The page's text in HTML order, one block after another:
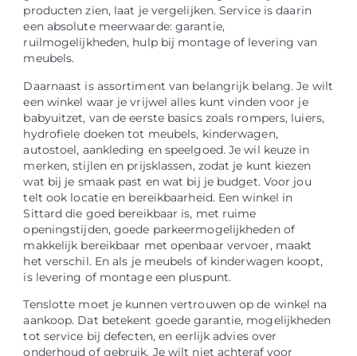
producten zien, laat je vergelijken. Service is daarin
een absolute meerwaarde: garantie,
ruilmogelijkheden, hulp bij montage of levering van
meubels.
Daarnaast is assortiment van belangrijk belang. Je wilt
een winkel waar je vrijwel alles kunt vinden voor je
babyuitzet, van de eerste basics zoals rompers, luiers,
hydrofiele doeken tot meubels, kinderwagen,
autostoel, aankleding en speelgoed. Je wil keuze in
merken, stijlen en prijsklassen, zodat je kunt kiezen
wat bij je smaak past en wat bij je budget. Voor jou
telt ook locatie en bereikbaarheid. Een winkel in
Sittard die goed bereikbaar is, met ruime
openingstijden, goede parkeermogelijkheden of
makkelijk bereikbaar met openbaar vervoer, maakt
het verschil. En als je meubels of kinderwagen koopt,
is levering of montage een pluspunt.
Tenslotte moet je kunnen vertrouwen op de winkel na
aankoop. Dat betekent goede garantie, mogelijkheden
tot service bij defecten, en eerlijk advies over
onderhoud of gebruik. Je wilt niet achteraf voor